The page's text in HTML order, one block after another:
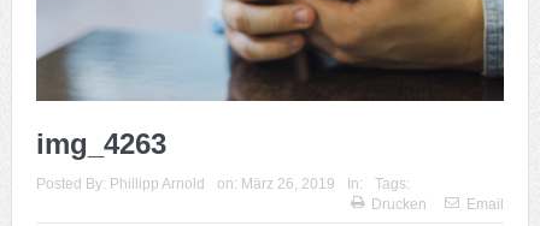
img_4263
Posted By: Phillipp Arnold on: März 26, 2019 In:
Tags:
Drucken
Email